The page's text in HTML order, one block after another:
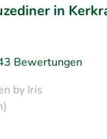
in
Bewertungen
by Iris